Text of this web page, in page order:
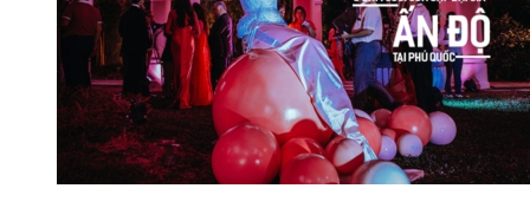
đại
gia
Ấn
Độ